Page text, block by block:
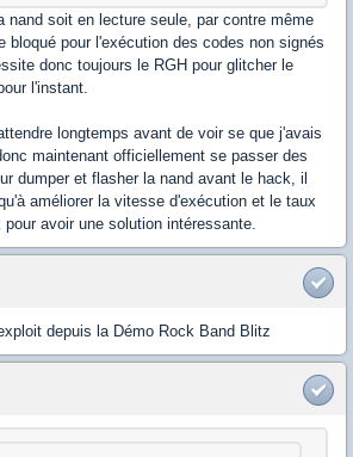
nand soit en lecture seule, par contre même
bloqué pour l'exécution des codes non signés
donc toujours le RGH pour glitcher le
l'instant.
longtemps avant de voir se que j'avais
maintenant officiellement se passer des
dumper et flasher la nand avant le hack, il
améliorer la vitesse d'exécution et le taux
avoir une solution intéressante.
depuis la Démo Rock Band Blitz